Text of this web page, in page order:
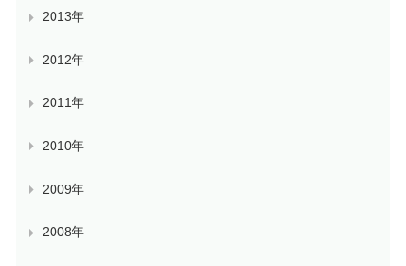
2013年
2012年
2011年
2010年
2009年
2008年